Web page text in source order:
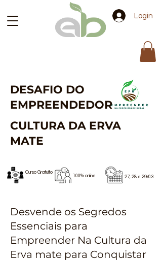
Login
DESAFIO DO
EMPREENDEDOR
CULTURA DA ERVA
MATE
Curso Gratuito
100% online 27, 28 e 29/03
Desvende os Segredos
Essenciais para
Empreender Na Cultura da
Erva mate para Conquistar